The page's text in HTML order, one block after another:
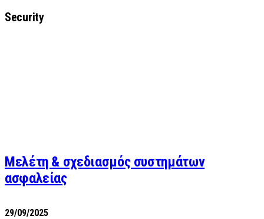
Security
Μελέτη & σχεδιασμός συστημάτων
ασφαλείας
29/09/2025